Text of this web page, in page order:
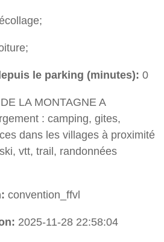
le parking (minutes): 0
LA MONTAGNE A
: camping, gites,
dans les villages à proximité
vtt, trail, randonnées
convention_ffvl
2025-11-28 22:58:04